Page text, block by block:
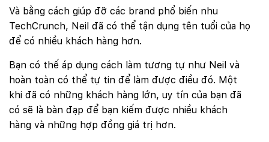
Và bằng cách giúp đỡ các brand phổ biến nhu
TechCrunch, Neil đã có thể tận dụng tên tuổi của họ
để có nhiều khách hàng hơn.
Bạn có thế áp dụng cách làm tương tự như Neil và
hoàn toàn có thể tự tin để làm được điều đó. Một
khi đã có những khách hàng lớn, uy tín của bạn đã
có sẽ là bàn đạp để bạn kiếm được nhiều khách
hàng và những hợp đồng giá trị hơn.